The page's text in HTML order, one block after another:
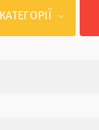
КАТЕГОРІЇ